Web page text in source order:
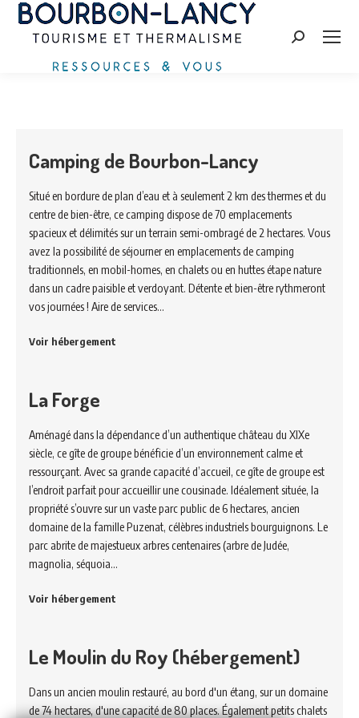
Search:
Camping de Bourbon-Lancy
Situé en bordure de plan d’eau et à seulement 2 km des thermes et du
centre de bien-être, ce camping dispose de 70 emplacements
spacieux et délimités sur un terrain semi-ombragé de 2 hectares. Vous
avez la possibilité de séjourner en emplacements de camping
traditionnels, en mobil-homes, en chalets ou en huttes étape nature
dans un cadre paisible et verdoyant. Détente et bien-être rythmeront
vos journées ! Aire de services…
Voir hébergement
La Forge
Aménagé dans la dépendance d’un authentique château du XIXe
siècle, ce gîte de groupe bénéficie d’un environnement calme et
ressourçant. Avec sa grande capacité d’accueil, ce gîte de groupe est
l’endroit parfait pour accueillir une cousinade. Idéalement située, la
propriété s’ouvre sur un vaste parc public de 6 hectares, ancien
domaine de la famille Puzenat, célèbres industriels bourguignons. Le
parc abrite de majestueux arbres centenaires (arbre de Judée,
magnolia, séquoia…
Voir hébergement
Le Moulin du Roy (hébergement)
Dans un ancien moulin restauré, au bord d'un étang, sur un domaine
de 74 hectares, d'une capacité de 80 places. Également petits chalets